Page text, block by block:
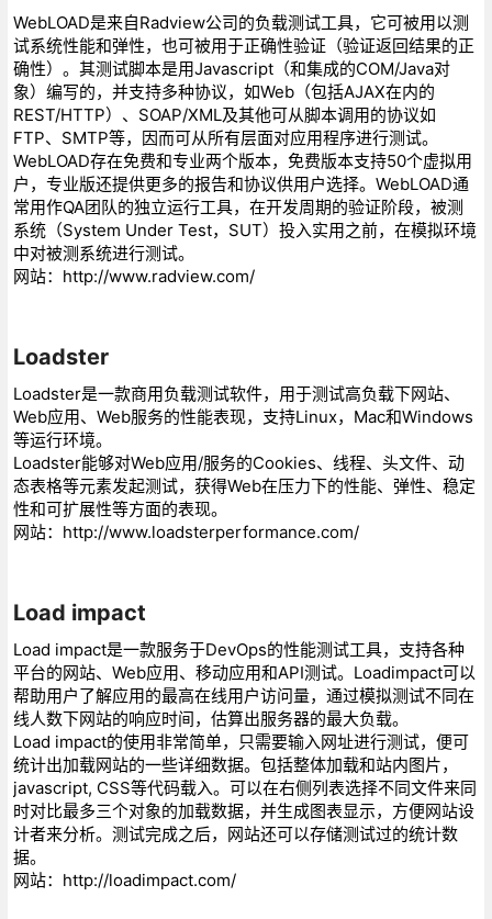
WebLOAD是来自Radview公司的负载测试工具，它可被用以测
试系统性能和弹性，也可被用于正确性验证（验证返回结果的正
确性）。其测试脚本是用Javascript（和集成的COM/Java对
象）编写的，并支持多种协议，如Web（包括AJAX在内的
REST/HTTP）、SOAP/XML及其他可从脚本调用的协议如
FTP、SMTP等，因而可从所有层面对应用程序进行测试。
WebLOAD存在免费和专业两个版本，免费版本支持50个虚拟用
户，专业版还提供更多的报告和协议供用户选择。WebLOAD通
常用作QA团队的独立运行工具，在开发周期的验证阶段，被测
系统（System Under Test，SUT）投入实用之前，在模拟环境
中对被测系统进行测试。
网站：http://www.radview.com/
Loadster
Loadster是一款商用负载测试软件，用于测试高负载下网站、
Web应用、Web服务的性能表现，支持Linux，Mac和Windows
等运行环境。
Loadster能够对Web应用/服务的Cookies、线程、头文件、动
态表格等元素发起测试，获得Web在压力下的性能、弹性、稳定
性和可扩展性等方面的表现。
网站：http://www.loadsterperformance.com/
Load impact
Load impact是一款服务于DevOps的性能测试工具，支持各种
平台的网站、Web应用、移动应用和API测试。Loadimpact可以
帮助用户了解应用的最高在线用户访问量，通过模拟测试不同在
线人数下网站的响应时间，估算出服务器的最大负载。
Load impact的使用非常简单，只需要输入网址进行测试，便可
统计出加载网站的一些详细数据。包括整体加载和站内图片，
javascript, CSS等代码载入。可以在右侧列表选择不同文件来同
时对比最多三个对象的加载数据，并生成图表显示，方便网站设
计者来分析。测试完成之后，网站还可以存储测试过的统计数
据。
网站：http://loadimpact.com/